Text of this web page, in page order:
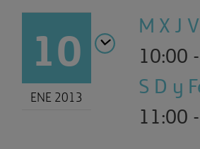
10
ENE 2013
M X J
10:00
S D y
11:00